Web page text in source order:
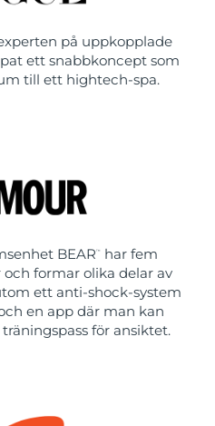
på uppkopplade
ett snabbkoncept som
till ett hightech-spa.
BEAR ™
har fem
formar olika delar av
ett anti-shock-system
en app där man kan
för ansiktet.